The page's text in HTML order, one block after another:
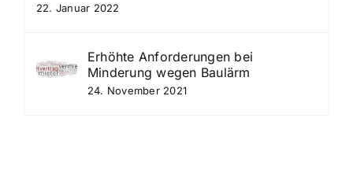
22. Januar 2022
Erhöhte Anforderungen bei
Minderung wegen Baulärm
24. November 2021